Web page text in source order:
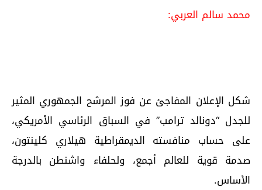
محمد سالم العربي:
شكل الإعلان المفاجئ عن فوز المرشح الجمهوري المثير
للجدل “دونالد ترامب” في السباق الرئاسي الأمريكي،
على حساب منافسته الديمقراطية هيلاري كلينتون،
صدمة قوية للعالم أجمع، ولحلفاء واشنطن بالدرجة
الأساس.